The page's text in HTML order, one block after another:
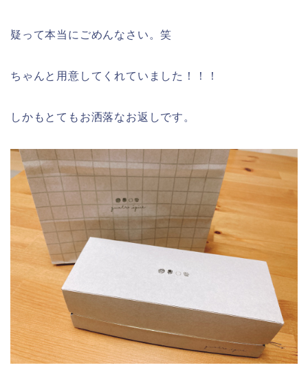
疑って本当にごめんなさい。笑
ちゃんと用意してくれていました！！！
しかもとてもお洒落なお返しです。